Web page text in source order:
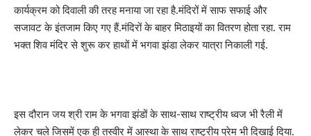
कार्यक्रम को दिवाली की तरह मनाया जा रहा है.मंदिरों में साफ सफाई और
सजावट के इंतजाम किए गए हैं.मंदिरों के बाहर मिठाइयों का वितरण होता रहा. राम
भक्त शिव मंदिर से शुरू कर हाथों में भगवा झंडा लेकर यात्रा निकाली गई.
इस दौरान जय श्री राम के भगवा झंडों के साथ-साथ राष्ट्रीय ध्वज भी रैली में
लेकर चले जिसमें एक ही तस्वीर में आस्था के साथ राष्ट्रीय प्रेम भी दिखाई दिया.